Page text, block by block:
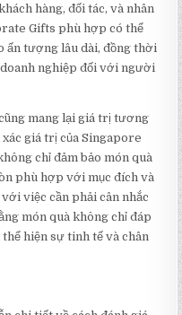
hàng, đối tác, và nhân
Gifts phù hợp có thể
ấn tượng lâu dài, đồng thời
nghiệp đối với người
mang lại giá trị tương
giá trị của Singapore
chỉ đảm bảo món quà
phù hợp với mục đích và
việc cần phải cân nhắc
món quà không chỉ đáp
hiện sự tinh tế và chân